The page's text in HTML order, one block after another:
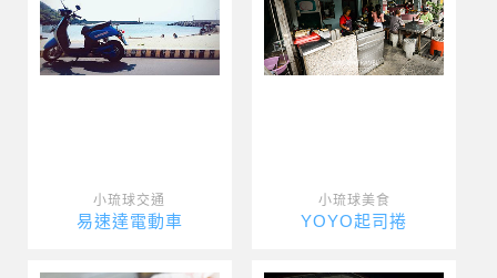
小琉球交通
易速達電動車
小琉球美食
YOYO起司捲